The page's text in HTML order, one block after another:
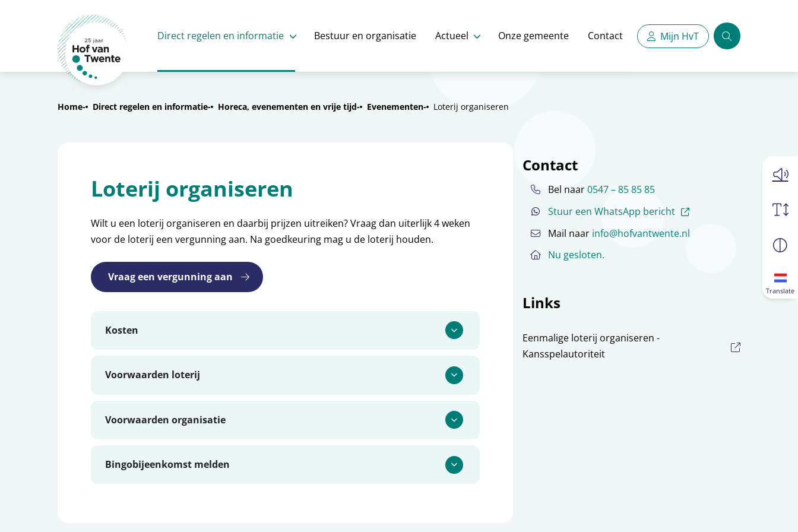
Direct regelen en informatie Bestuur en organisatie Actueel Onze gemeente Contact Mijn HvT
Zoeken
Translate
Home Direct regelen en informatie Horeca, evenementen en vrije tijd Evenementen Loterij organiseren
Loterij organiseren
Wilt u een loterij organiseren en daarbij prijzen uitreiken? Vraag dan uiterlijk 4 weken
voor de loterij een vergunning aan. Na goedkeuring mag u de loterij houden.
Vraag een vergunning aan
Kosten
Voorwaarden loterij
Voorwaarden organisatie
Bingobijeenkomst melden
Contact
Bel naar0547 – 85 85 85
Stuur een WhatsApp bericht
Mail naar info@hofvantwente.nl
Nu gesloten.
Links
Eenmalige loterij organiseren -
Kansspelautoriteit